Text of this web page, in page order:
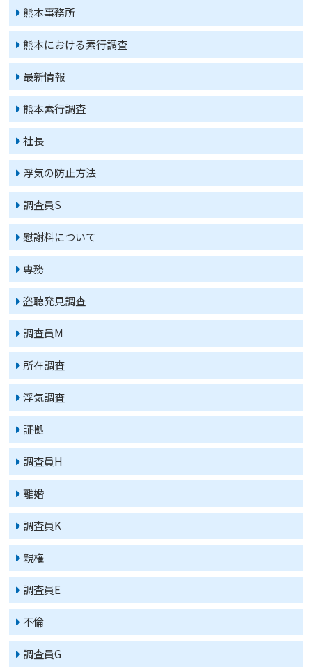
熊本事務所
熊本における素行調査
最新情報
熊本素行調査
社長
浮気の防止方法
調査員S
慰謝料について
専務
盗聴発見調査
調査員M
所在調査
浮気調査
証拠
調査員H
離婚
調査員K
親権
調査員E
不倫
調査員G